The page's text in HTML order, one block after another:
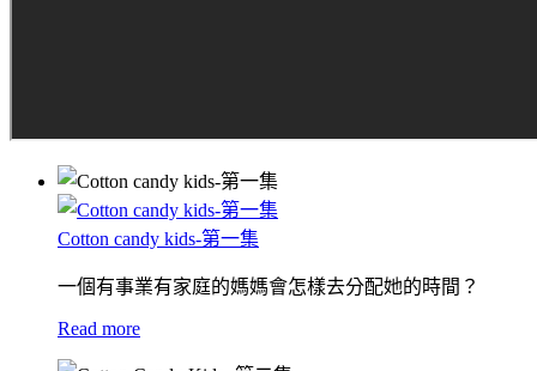
Cotton candy kids-第一集
一個有事業有家庭的媽媽會怎樣去分配她的時間？
Read more